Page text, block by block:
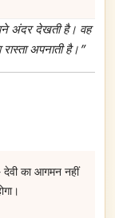
अंदर देखती है। वह
अपनाती है।”
का आगमन नहीं